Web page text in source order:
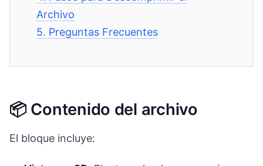
Archivo
5. Preguntas Frecuentes
📦 Contenido del archivo
El bloque incluye: